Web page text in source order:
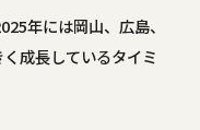
年には岡山、広島、
成長しているタイミ